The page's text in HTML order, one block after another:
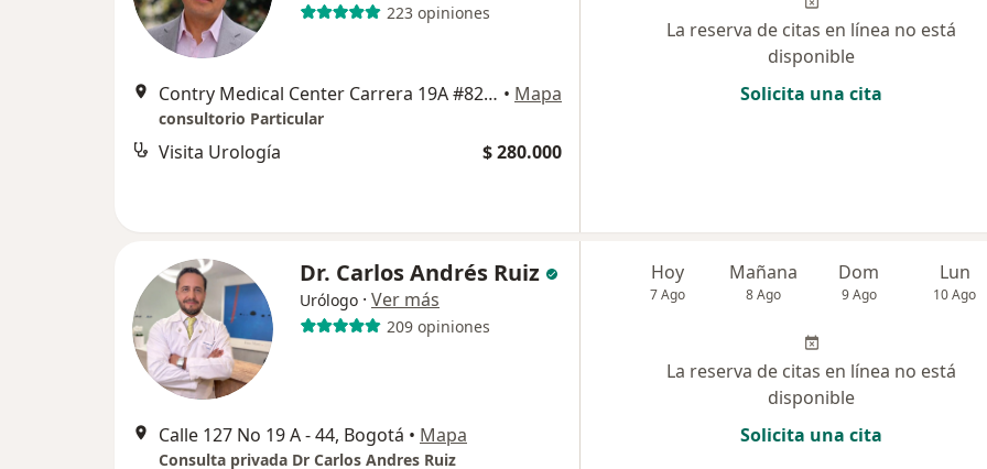
223 opiniones
Contry Medical Center Carrera 19A #82-85, Bogotá • Mapa
consultorio Particular
Visita Urología $ 280.000
La reserva de citas en línea no está
disponible
Solicita una cita
Dr. Carlos Andrés Ruiz
Urólogo · Ver más
209 opiniones
Calle 127 No 19 A - 44, Bogotá • Mapa
Consulta privada Dr Carlos Andres Ruiz
Hoy
7 Ago
Mañana
8 Ago
Dom
9 Ago
Lun
10 Ago
La reserva de citas en línea no está
disponible
Solicita una cita